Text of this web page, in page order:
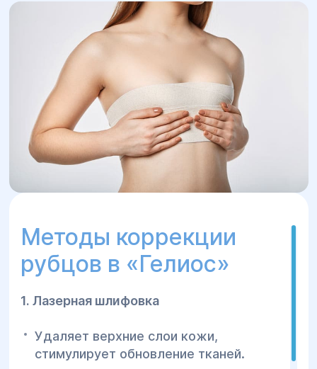
Методы коррекции
рубцов в «Гелиос»
1. Лазерная шлифовка
Удаляет верхние слои кожи,
стимулирует обновление тканей.